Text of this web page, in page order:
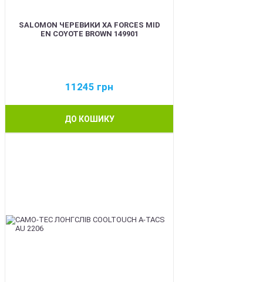
SALOMON ЧЕРЕВИКИ XA FORCES MID
EN COYOTE BROWN 149901
11245 грн
ДО КОШИКУ